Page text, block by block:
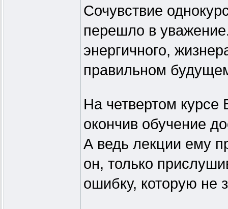
Сочувствие
перешло в
энергичного,
правильном
На четвертом
окончив обучение
А ведь лекции ему
он, только
ошибку, которую не